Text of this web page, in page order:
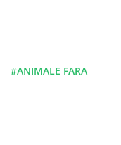
#ANIMALE FARA